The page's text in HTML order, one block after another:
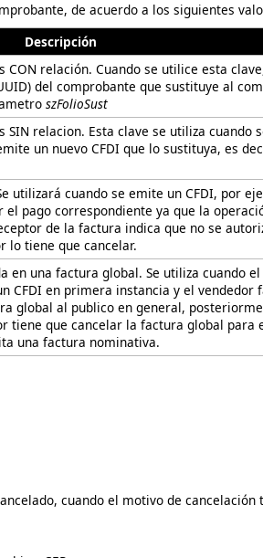
de acuerdo a los siguientes
Descripción
relación. Cuando se utilice esta
del comprobante que sustituye al
szFolioSust
relacion. Esta clave se utiliza cuando
un nuevo CFDI que lo sustituya, es
utilizará cuando se emite un CFDI, por
pago correspondiente ya que la
de la factura indica que no se
lo tiene que cancelar.
en una factura global. Se utiliza cuando
CFDI en primera instancia y el vendedor
global al publico en general,
tiene que cancelar la factura global para
una factura nominativa.
cuando el motivo de cancelación